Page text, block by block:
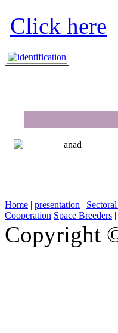
Click here
Home | presentation |
Cooperation Space Breeders |
Copyright